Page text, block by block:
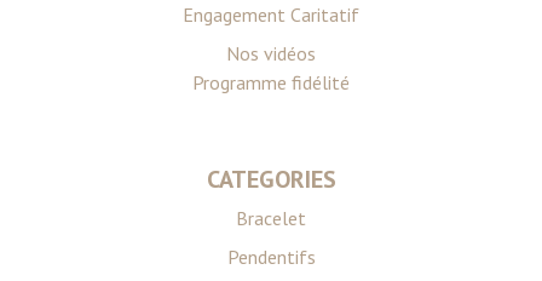
Engagement Caritatif
Nos vidéos
Programme fidélité
CATEGORIES
Bracelet
Pendentifs